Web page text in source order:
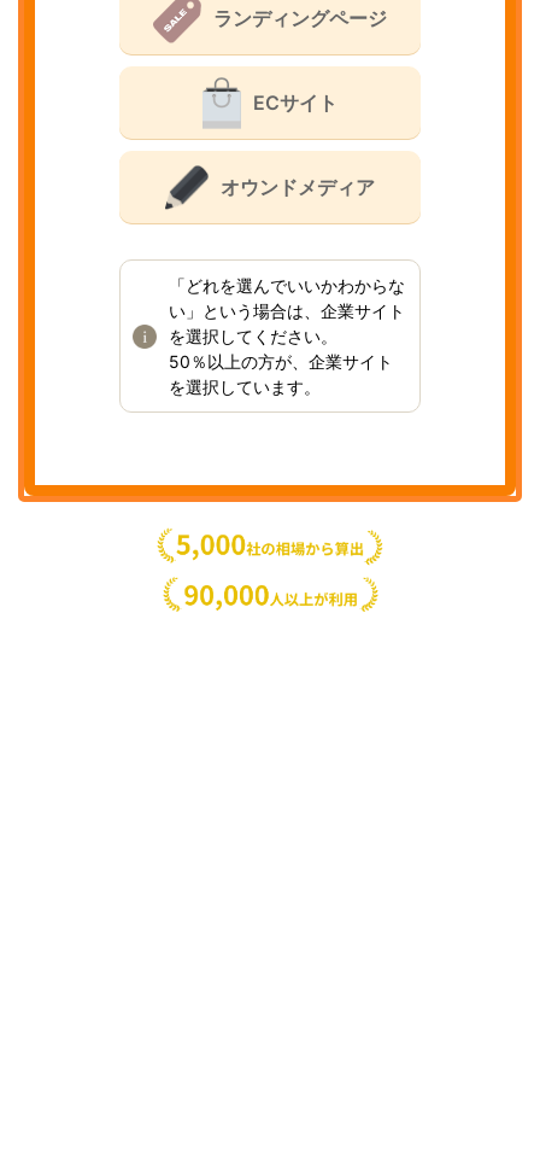
ランディングページ
ECサイト
オウンドメディア
「どれを選んでいいかわからな
い」という場合は、企業サイト
を選択してください。
50％以上の方が、企業サイト
を選択しています。